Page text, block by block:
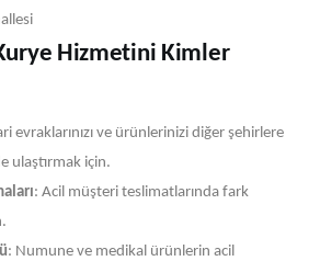
Hizmetini Kimler
evraklarınızı ve ürünlerinizi diğer şehirlere
ulaştırmak için.
: Acil müşteri teslimatlarında fark
: Numune ve medikal ürünlerin acil